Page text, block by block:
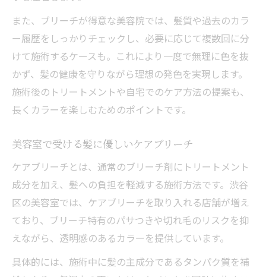
また、ブリーチが得意な美容院では、髪質や過去のカラ
ー履歴をしっかりチェックし、必要に応じて複数回に分
けて施術するケースも。これにより一度で無理に色を抜
かず、髪の健康を守りながら理想の発色を実現します。
施術後のトリートメントや自宅でのケア方法の提案も、
長くカラーを楽しむためのポイントです。
美容室で受ける髪に優しいケアブリーチ
ケアブリーチとは、通常のブリーチ剤にトリートメント
成分を加え、髪への負担を軽減する施術方法です。渋谷
区の美容室では、ケアブリーチを取り入れる店舗が増え
ており、ブリーチ特有のパサつきや切れ毛のリスクを抑
えながら、透明感のあるカラーを提供しています。
具体的には、施術中に髪の主成分であるタンパク質を補